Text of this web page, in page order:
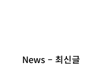
News – 최신글